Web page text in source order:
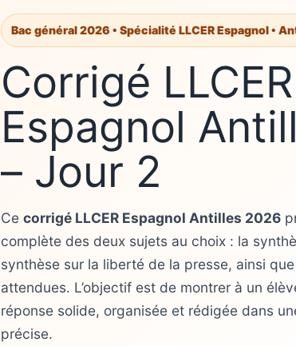
Bac général 2026 • Spécialité LLCER Espagnol •
Corrigé LLCER
Espagnol
– Jour 2
Ce corrigé LLCER Espagnol Antilles 2026
complète des deux sujets au choix : la
synthèse sur la liberté de la presse, ainsi
attendues. L’objectif est de montrer à un
réponse solide, organisée et rédigée dans
précise.